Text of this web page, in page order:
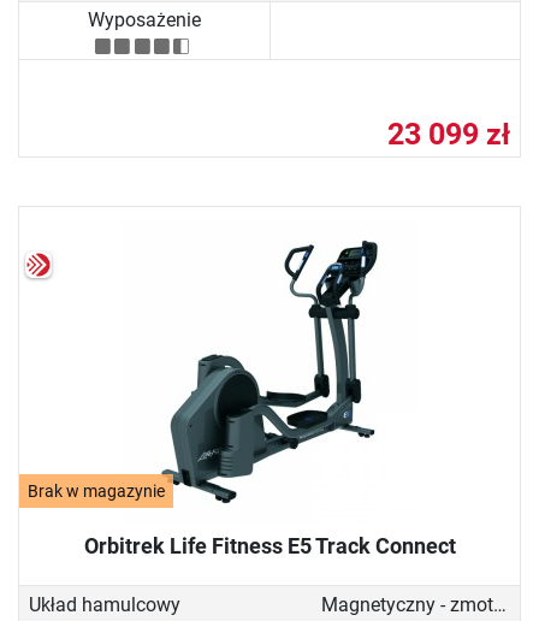
Wyposażenie
23 099 zł
Brak w magazynie
Orbitrek Life Fitness E5 Track Connect
Układ hamulcowy
Magnetyczny - zmotoryzowany